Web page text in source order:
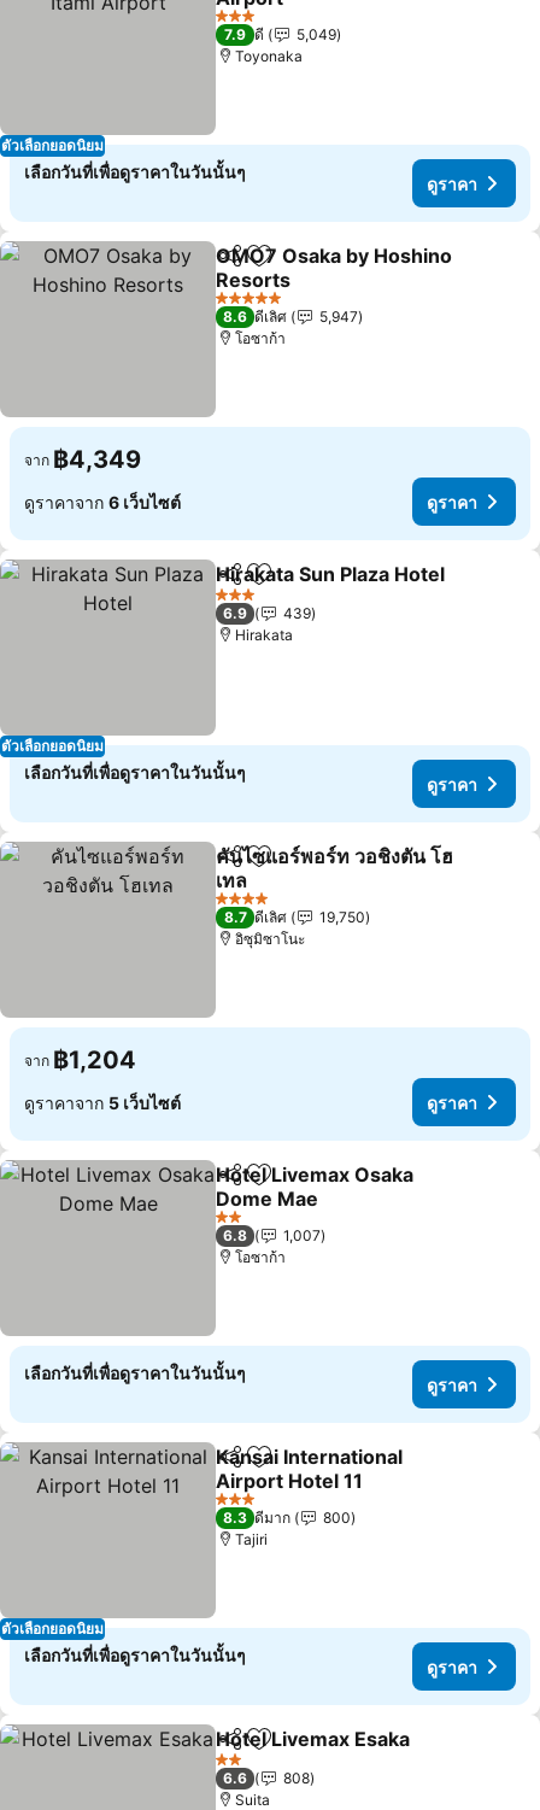
ตัวเลือกยอดนิยม
3 ดาว
7.9 ดี
5,049
Toyonaka
เลือกวันที่เพื่อดูราคาในวันนั้นๆ
ดูราคา
แชร์ เพิ่มในรายการโปรด
OMO7 Osaka by Hoshino
Resorts
5 ดาว
8.6 ดีเลิศ
5,947
โอซาก้า
จาก ฿4,349
ดูราคาจาก 6 เว็บไซต์ ดูราคา
ตัวเลือกยอดนิยม
แชร์ เพิ่มในรายการโปรด
Hirakata Sun Plaza Hotel
3 ดาว
6.9
439
Hirakata
เลือกวันที่เพื่อดูราคาในวันนั้นๆ
ดูราคา
แชร์ เพิ่มในรายการโปรด
คันไซแอร์พอร์ท วอชิงตัน โฮ
เทล
4 ดาว
8.7 ดีเลิศ
19,750
อิซุมิซาโนะ
จาก ฿1,204
ดูราคาจาก 5 เว็บไซต์ ดูราคา
แชร์ เพิ่มในรายการโปรด
Hotel Livemax Osaka
Dome Mae
2 ดาว
6.8
1,007
โอซาก้า
เลือกวันที่เพื่อดูราคาในวันนั้นๆ
ดูราคา
ตัวเลือกยอดนิยม
แชร์ เพิ่มในรายการโปรด
Kansai International
Airport Hotel 11
3 ดาว
8.3 ดีมาก
800
Tajiri
เลือกวันที่เพื่อดูราคาในวันนั้นๆ
ดูราคา
แชร์ เพิ่มในรายการโปรด
Hotel Livemax Esaka
2 ดาว
6.6
808
Suita